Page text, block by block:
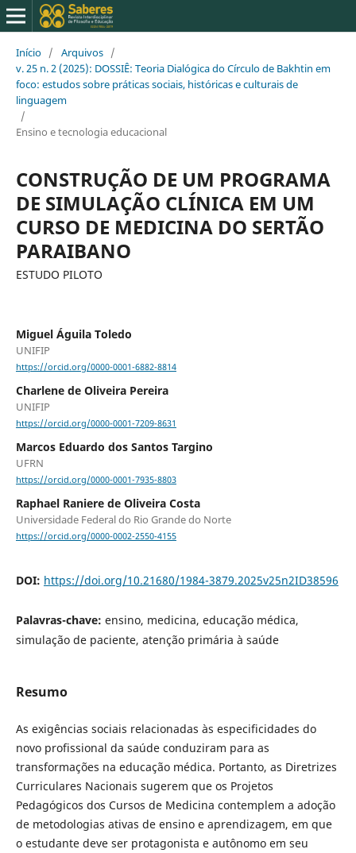
Início / Arquivos /
v. 25 n. 2 (2025): DOSSIÊ: Teoria Dialógica do Círculo de Bakhtin em
foco: estudos sobre práticas sociais, históricas e culturais de
linguagem
/
Ensino e tecnologia educacional
CONSTRUÇÃO DE UM PROGRAMA
DE SIMULAÇÃO CLÍNICA EM UM
CURSO DE MEDICINA DO SERTÃO
PARAIBANO
ESTUDO PILOTO
Miguel Águila Toledo
UNIFIP
https://orcid.org/0000-0001-6882-8814
Charlene de Oliveira Pereira
UNIFIP
https://orcid.org/0000-0001-7209-8631
Marcos Eduardo dos Santos Targino
UFRN
https://orcid.org/0000-0001-7935-8803
Raphael Raniere de Oliveira Costa
Universidade Federal do Rio Grande do Norte
https://orcid.org/0000-0002-2550-4155
DOI: https://doi.org/10.21680/1984-3879.2025v25n2ID38596
Palavras-chave: ensino, medicina, educação médica,
simulação de paciente, atenção primária à saúde
Resumo
As exigências sociais relacionadas às especificidades do
novo profissional da saúde conduziram para as
transformações na educação médica. Portanto, as Diretrizes
Curriculares Nacionais sugerem que os Projetos
Pedagógicos dos Cursos de Medicina contemplem a adoção
de metodologias ativas de ensino e aprendizagem, em que
o estudante deve ser protagonista e autônomo em seu